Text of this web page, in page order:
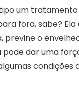
um
fora, sabe?
previne o
pode dar uma
condições